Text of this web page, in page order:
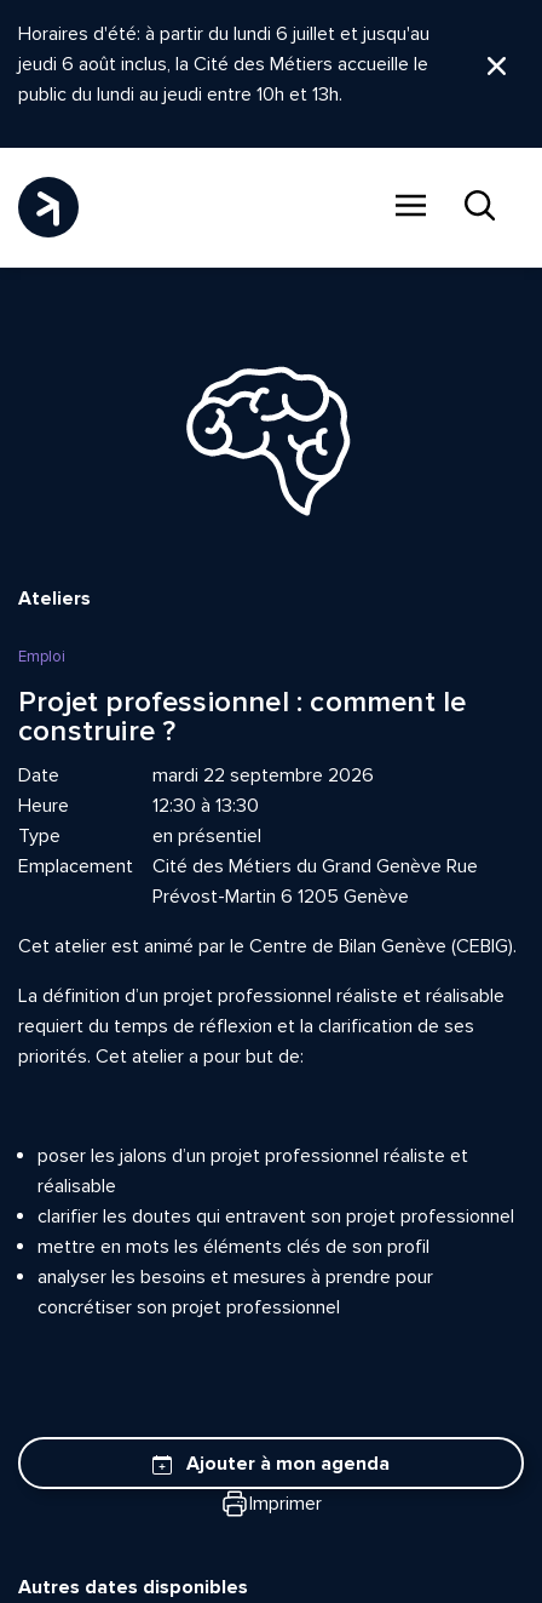
Horaires d'été: à partir du lundi 6 juillet et jusqu'au
jeudi 6 août inclus, la Cité des Métiers accueille le
public du lundi au jeudi entre 10h et 13h.
Ateliers
Emploi
Projet professionnel : comment le
construire ?
Date
mardi 22 septembre 2026
Heure
12:30 à 13:30
Type
en présentiel
Emplacement
Cité des Métiers du Grand Genève Rue
Prévost-Martin 6 1205 Genève
Cet atelier est animé par le Centre de Bilan Genève (CEBIG).
La définition d’un projet professionnel réaliste et réalisable
requiert du temps de réflexion et la clarification de ses
priorités. Cet atelier a pour but de:
poser les jalons d’un projet professionnel réaliste et
réalisable
clarifier les doutes qui entravent son projet professionnel
mettre en mots les éléments clés de son profil
analyser les besoins et mesures à prendre pour
concrétiser son projet professionnel
Ajouter à mon agenda
Imprimer
Autres dates disponibles